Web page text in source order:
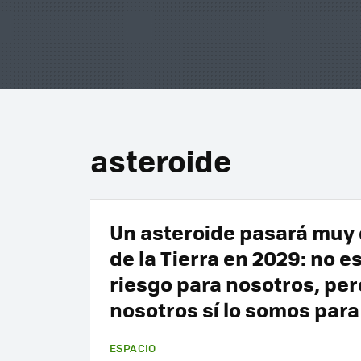
asteroide
Un asteroide pasará
de la Tierra en 2029: no
riesgo para nosotros,
nosotros sí lo somos
ESPACIO